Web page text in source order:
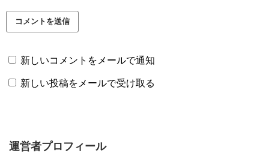
新しいコメントをメールで通知
新しい投稿をメールで受け取る
運営者プロフィール